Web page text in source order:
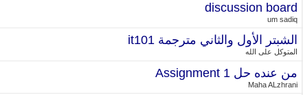
discussion board
um sadiq
الشبتر الأول والثاني مترجمة it101
المتوكل على الله
من عنده حل Assignment 1
Maha ALzhrani